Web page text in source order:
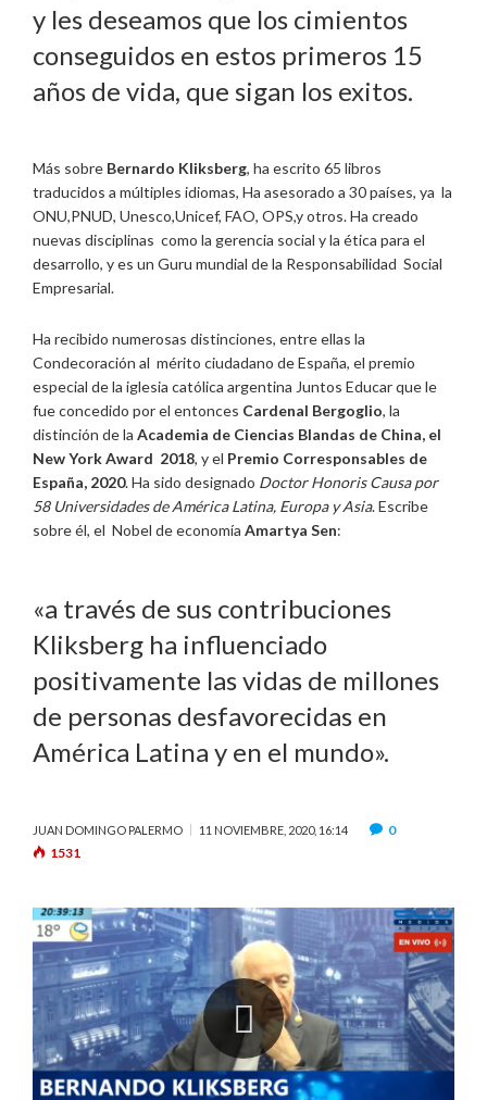
y les deseamos que los cimientos
conseguidos en estos primeros 15
años de vida, que sigan los exitos.
Más sobre Bernardo Kliksberg, ha escrito 65 libros
traducidos a múltiples idiomas, Ha asesorado a 30 países, ya la
ONU,PNUD, Unesco,Unicef, FAO, OPS,y otros. Ha creado
nuevas disciplinas como la gerencia social y la ética para el
desarrollo, y es un Guru mundial de la Responsabilidad Social
Empresarial.
Ha recibido numerosas distinciones, entre ellas la
Condecoración al mérito ciudadano de España, el premio
especial de la iglesia católica argentina Juntos Educar que le
fue concedido por el entonces Cardenal Bergoglio, la
distinción de la Academia de Ciencias Blandas de China, el
New York Award 2018, y el Premio Corresponsables de
España, 2020. Ha sido designado Doctor Honoris Causa por
58 Universidades de América Latina, Europa y Asia. Escribe
sobre él, el Nobel de economía Amartya Sen:
«a través de sus contribuciones
Kliksberg ha influenciado
positivamente las vidas de millones
de personas desfavorecidas en
América Latina y en el mundo».
JUAN DOMINGO PALERMO 11 NOVIEMBRE, 2020, 16:14
0
1531